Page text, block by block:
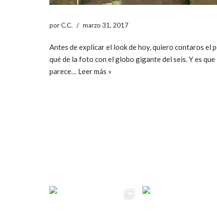
porC.C. marzo 31, 2017
Antes de explicar el look de hoy, quiero contaros el
qué de la foto con el globo gigante del seis. Y es que
parece… Leer más »